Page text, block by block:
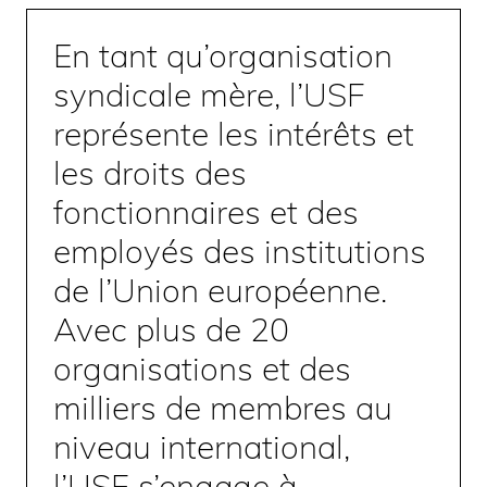
En tant qu’organisation
syndicale mère, l’USF
représente les intérêts et
les droits des
fonctionnaires et des
employés des institutions
de l’Union européenne.
Avec plus de 20
organisations et des
milliers de membres au
niveau international,